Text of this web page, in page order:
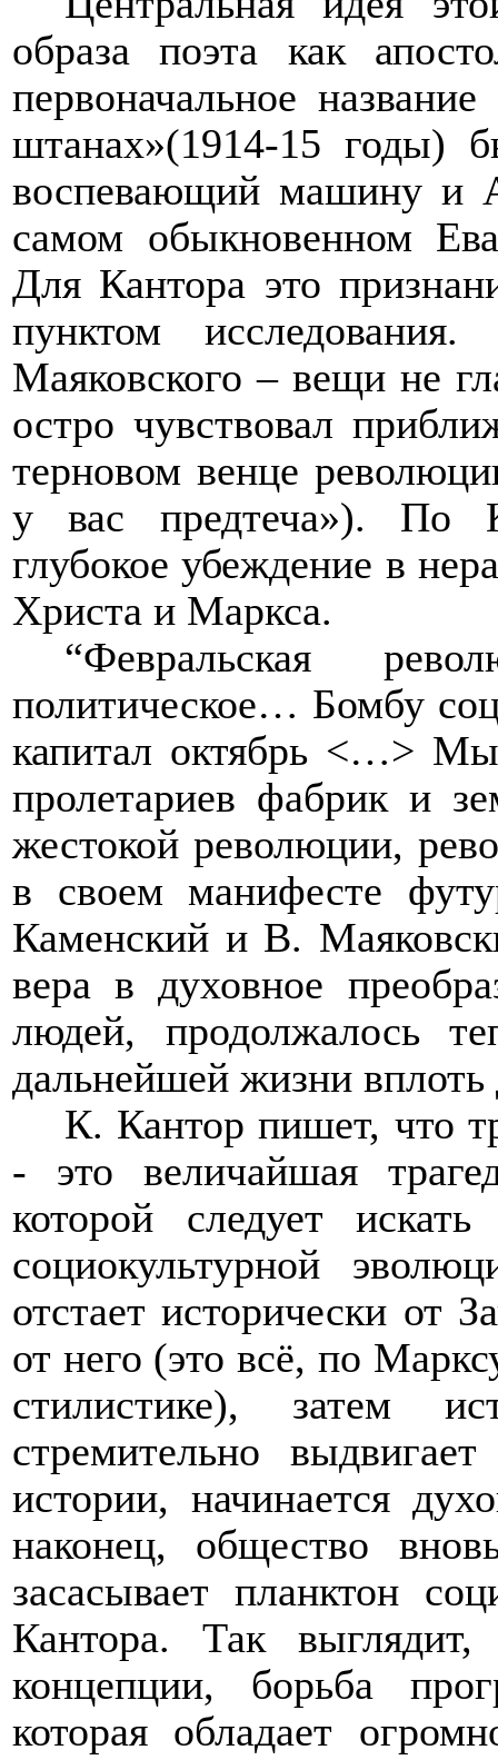
образа поэта как
первоначальное
штанах»(1914-15 годы)
воспевающий машину и
самом обыкновенном
Для Кантора это
пунктом
Маяковского – вещи не
остро чувствовал
терновом венце
у вас предтеча»). По
глубокое убеждение в
Христа и Маркса.
“Февральская
политическое… Бомбу
капитал октябрь <…> Мы
пролетариев фабрик и
жестокой революции,
в своем манифесте
Каменский и В.
вера в духовное
людей, продолжалось
дальнейшей жизни вплоть
К. Кантор пишет, что
- это величайшая
которой следует
социокультурной
отстает исторически от
от него (это всё, по
стилистике), затем
стремительно
истории, начинается
наконец, общество
засасывает планктон
Кантора. Так выглядит,
концепции, борьба
которая обладает